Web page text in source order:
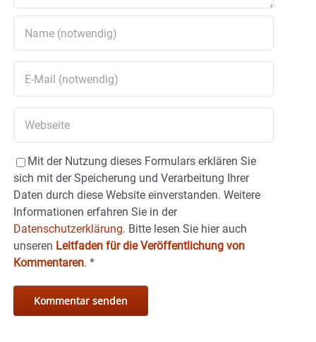
Mit der Nutzung dieses Formulars erklären Sie
sich mit der Speicherung und Verarbeitung Ihrer
Daten durch diese Website einverstanden. Weitere
Informationen erfahren Sie in der
Datenschutzerklärung. Bitte lesen Sie hier auch
unseren Leitfaden für die Veröffentlichung von
Kommentaren. *